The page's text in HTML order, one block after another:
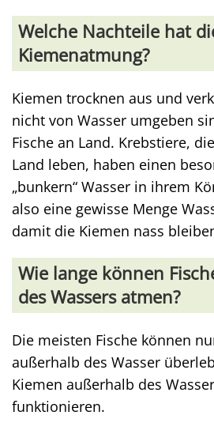
Welche Nachteile hat
Kiemenatmung?
Kiemen trocknen aus und
nicht von Wasser umgeben
Fische an Land. Krebstiere,
Land leben, haben einen
„bunkern“ Wasser in ihrem
also eine gewisse Menge
damit die Kiemen nass
Wie lange können
des Wassers atmen?
Die meisten Fische können
außerhalb des Wasser
Kiemen außerhalb des
funktionieren.